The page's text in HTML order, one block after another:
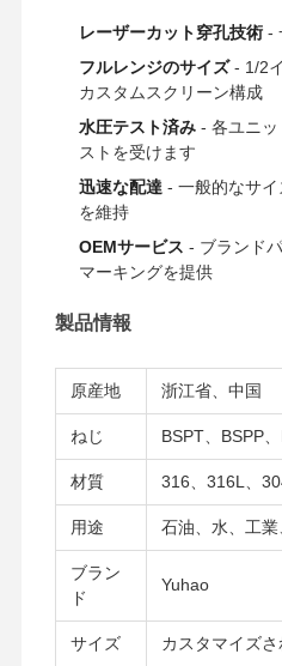
ステンレス鋼のフランジ
ステンレス鋼バルブ
ステンレス鋼の継ぎ目が無い
ステンレス鋼の衛生管付属品
BAの管
ステンレス鋼の溶接された管
ステンレス鋼のコイル シート
レーザーカット穿孔技術-
フルレンジのサイズ- 1/2
カスタムスクリーン構成
水圧テスト済み- 各ユニッ
ストを受けます
迅速な配達- 一般的なサイ
を維持
OEMサービス - ブランド
マーキングを提供
製品情報
原産地 浙江省、中国
ねじ BSPT、BSPP
材質 316、316L、
用途 石油、水、工
ブラン
ド
Yuhao
サイズ カスタマイズ